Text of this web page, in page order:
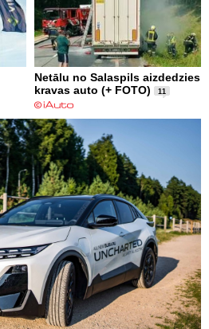
Netālu no Salaspils aizdedzies
kravas auto (+ FOTO)
11